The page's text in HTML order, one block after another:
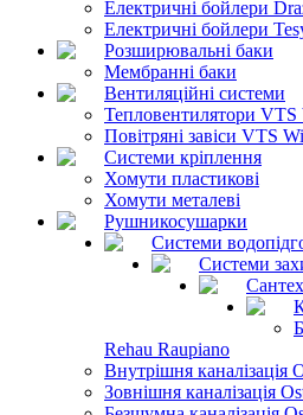
Електричні бойлери
Електричні бойлери
Розширювальні баки
Мембранні баки
Вентиляційні системи
Тепловентилятори VTS
Повітряні завіси VTS
Системи кріплення
Хомути пластикові
Хомути металеві
Рушникосушарки
Системи
Системи
Rehau Raupiano
Внутрішня каналізація
Зовнішня каналізація